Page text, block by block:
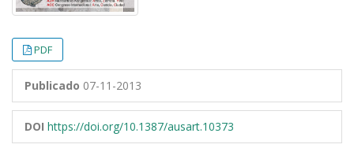
PDF
Publicado 07-11-2013
DOI https://doi.org/10.1387/ausart.10373